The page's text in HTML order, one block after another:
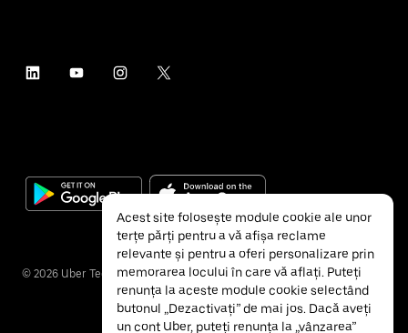
© 2026 Uber Technologies Inc.
Acest site folosește module cookie ale unor
terțe părți pentru a vă afișa reclame
relevante și pentru a oferi personalizare prin
memorarea locului în care vă aflați. Puteți
renunța la aceste module cookie selectând
butonul „Dezactivați” de mai jos. Dacă aveți
un cont Uber, puteți renunța la „vânzarea”